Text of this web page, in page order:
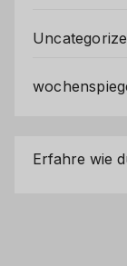
Erfahre wie